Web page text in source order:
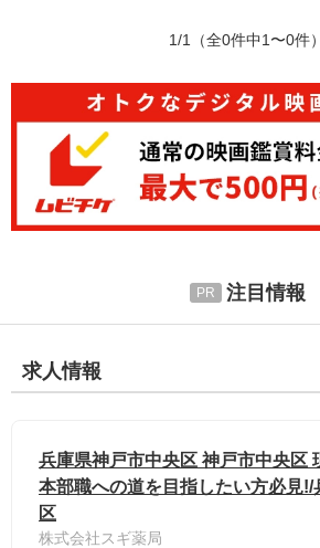
1/1 （全0件中1〜0件）
注目情報
求人情報
兵庫県神戸市中央区 神戸市中央区
本部職への道を目指したい方必見!/
区
株式会社スギ薬局